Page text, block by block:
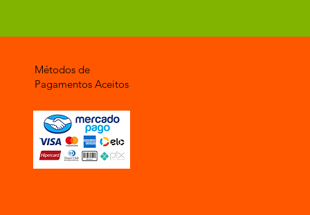
Métodos de
Pagamentos Aceitos